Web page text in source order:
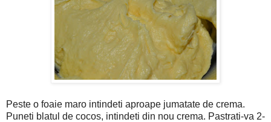
Peste o foaie maro intindeti aproape jumatate de crema.
Puneti blatul de cocos, intindeti din nou crema. Pastrati-va 2-